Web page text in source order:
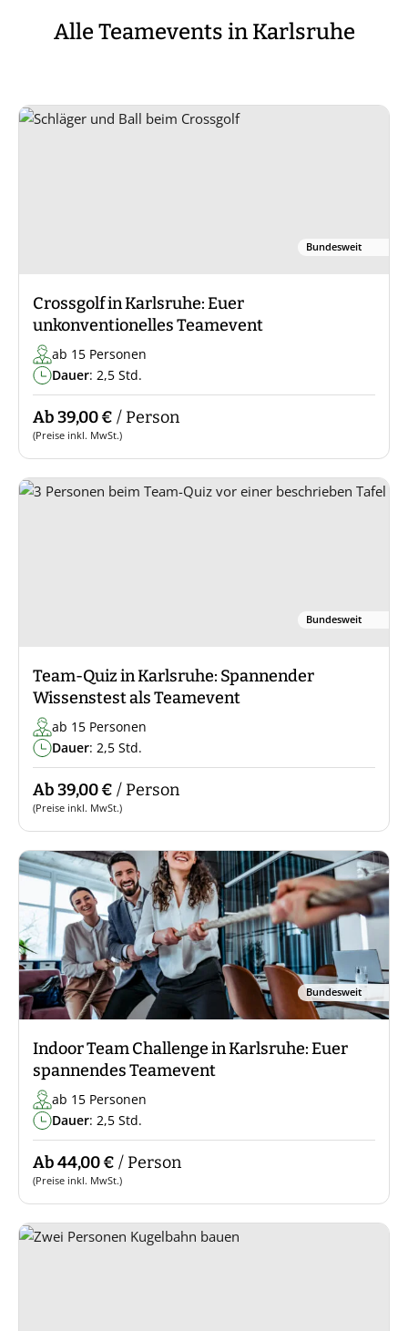
Alle Teamevents in Karlsruhe
Bundesweit
Crossgolf in Karlsruhe: Euer
unkonventionelles Teamevent
ab 15 Personen
Dauer: 2,5 Std.
Ab 39,00 € / Person
(Preise inkl. MwSt.)
Bundesweit
Team-Quiz in Karlsruhe: Spannender
Wissenstest als Teamevent
ab 15 Personen
Dauer: 2,5 Std.
Ab 39,00 € / Person
(Preise inkl. MwSt.)
Bundesweit
Indoor Team Challenge in Karlsruhe: Euer
spannendes Teamevent
ab 15 Personen
Dauer: 2,5 Std.
Ab 44,00 € / Person
(Preise inkl. MwSt.)